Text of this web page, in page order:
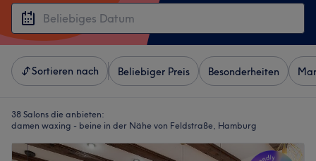
Sortieren nach Beliebiger Preis Besonderheiten
38 Salons die anbieten:
damen waxing - beine in der Nähe von Feldstraße, Hamburg